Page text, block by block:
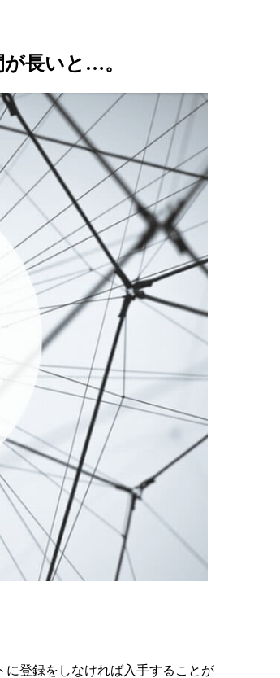
長いと…。
登録をしなければ入手することが